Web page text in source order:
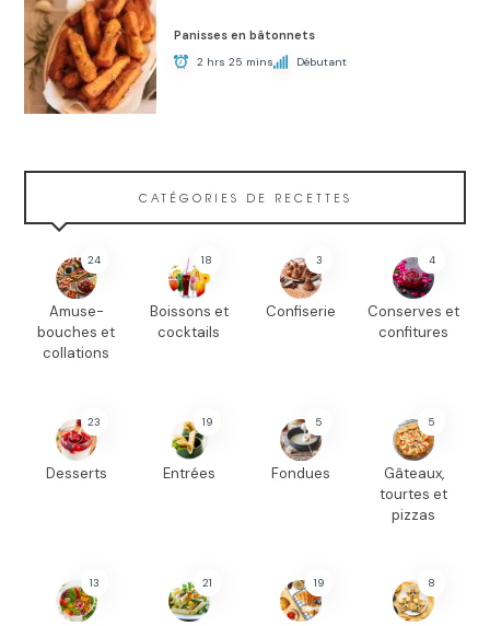
Panisses en bâtonnets
2 hrs 25 mins Débutant
CATÉGORIES DE RECETTES
24
Amuse-
bouches et
collations
18
Boissons et
cocktails
3
Confiserie
4
Conserves et
confitures
23
Desserts
19
Entrées
5
Fondues
5
Gâteaux,
tourtes et
pizzas
13 21 19 8